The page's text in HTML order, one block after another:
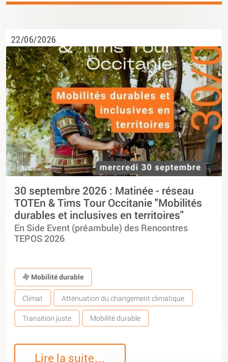
22/06/2026
30 septembre 2026 : Matinée - réseau
TOTEn & Tims Tour Occitanie "Mobilités
durables et inclusives en territoires"
En Side Event (préambule) des Rencontres
TEPOS 2026
Mobilité durable
Climat Atténuation du changement climatique
Transition juste Mobilité durable
Lire la suite…